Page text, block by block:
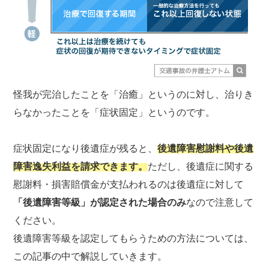
怪我が完治したことを「治癒」というのに対し、治りき
らなかったことを「症状固定」というのです。
症状固定になり後遺症が残ると、後遺障害慰謝料や後遺
障害逸失利益を請求できます。ただし、後遺症に関する
慰謝料・損害賠償金が支払われるのは後遺症に対して
「後遺障害等級」が認定された場合のみなので注意して
ください。
後遺障害等級を認定してもらうための方法については、
この記事の中で解説していきます。